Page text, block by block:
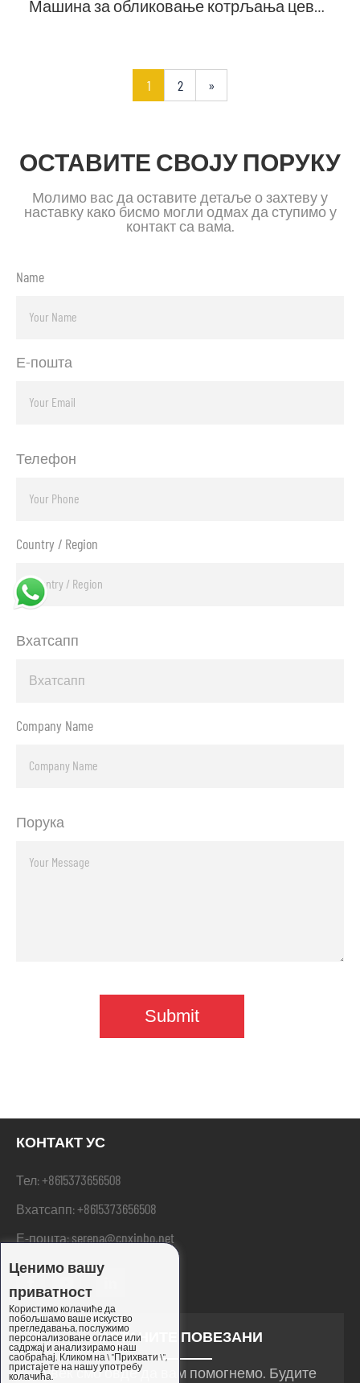
1 2 »
ОСТАВИТЕ СВОЈУ ПОРУКУ
Молимо вас да оставите детаље о захтеву у
наставку како бисмо могли одмах да ступимо у
контакт са вама.
Name
Е-пошта
Телефон
Country / Region
Вхатсапп
Company Name
Порука
КОНТАКТ УС
Тел:+8615373656508
Вхатсапп:+8615373656508
Е-пошта:serena@cnxinbo.net
ОСТАНИТЕ ПОВЕЗАНИ
увек смо овде да вам помогнемо. Будите
Ценимо вашу
приватност
Користимо колачиће да
побољшамо ваше искуство
прегледавања, послужимо
персонализоване огласе или
садржај и анализирамо наш
саобраћај. Кликом на \ "Прихвати \",
пристајете на нашу употребу
колачића.